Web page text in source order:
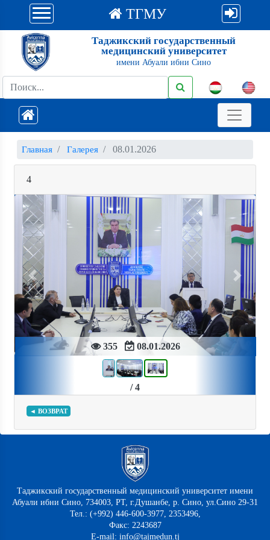
ТГМУ
Таджикский государственный
медицинский университет
имени Абуали ибни Сино
Главная Галерея 08.01.2026
4
355 08.01.2026
Previous Next
/ 4
◄ ВОЗВРАТ
Таджикский государственный медицинский университет имени
Абуали ибни Сино, 734003, РТ, г.Душанбе, р. Сино, ул.Сино 29-31
Тел.: (+992) 446-600-3977, 2353496,
Факс: 2243687
E-mail: info@tajmedun.tj